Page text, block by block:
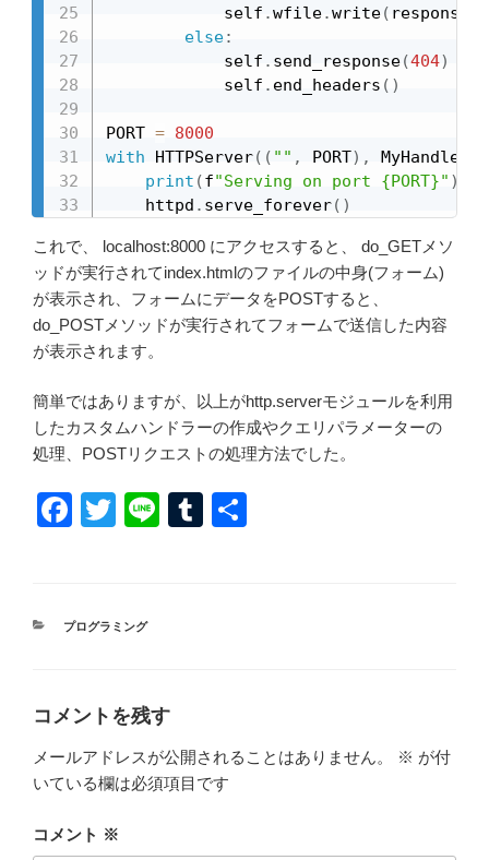
            self
.wfile.write( response
else:
            self
. send_response(404)
            self
. end_headers ( )
PORT = 8000
with HTTPServer( ( "" , PORT) , MyHandler
print (f"Serving on port {PORT}" )
    httpd
. serve_forever( )
これで、 localhost:8000 にアクセスすると、 do_GETメソ
ッドが実行されてindex.htmlのファイルの中身(フォーム)
が表示され、フォームにデータをPOSTすると、
do_POSTメソッドが実行されてフォームで送信した内容
が表示されます。
簡単ではありますが、以上がhttp.serverモジュールを利用
したカスタムハンドラーの作成やクエリパラメーターの
処理、POSTリクエストの処理方法でした。
F
e
o
k
T
er
Li
T
カ
プログラミング
コメントを残す
メールアドレスが公開されることはありません。 ※ が付
いている欄は必須項目です
コメント ※